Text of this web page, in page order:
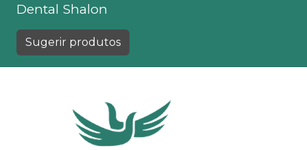
Dental Shalon
Sugerir produtos